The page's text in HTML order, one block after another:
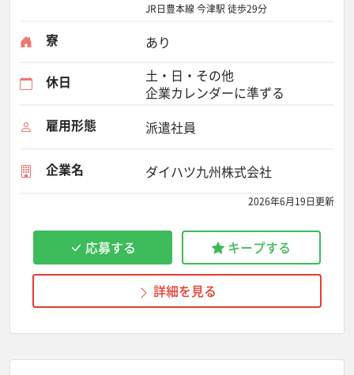
JR日豊本線 今津駅 徒歩29分
寮 あり
休日
土・日・その他
企業カレンダーに準ずる
雇用形態
派遣社員
企業名 ダイハツ九州株式会社
2026年6月19日更新
応募する キープする
詳細を見る